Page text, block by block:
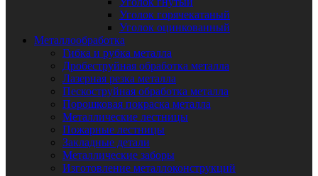
Уголок горячекатаный
Уголок оцинкованный
Металлообработка
Гибка и рубка металла
Дробеструйная обработка металла
Лазерная резка металла
Пескоструйная обработка металла
Порошковая покраска металла
Металлические лестницы
Пожарные лестницы
Закладные детали
Металлические заборы
Изготовление металлоконструкций